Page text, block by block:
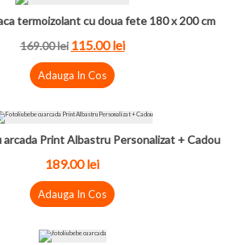
termoizolant cu doua fete 180 x 200 cm
169.00lei 115.00lei
Adauga In Cos
arcada Print Albastru Personalizat + Cadou
189.00lei
Adauga In Cos